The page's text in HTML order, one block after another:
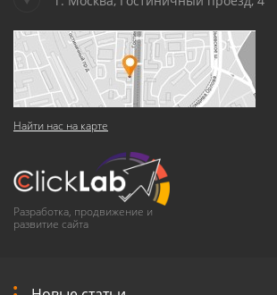
Найти нас на карте
Разработка, продвижение и
развитие сайта